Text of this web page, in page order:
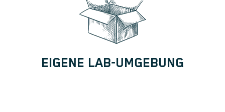
EIGENE LAB-UMGEBUNG